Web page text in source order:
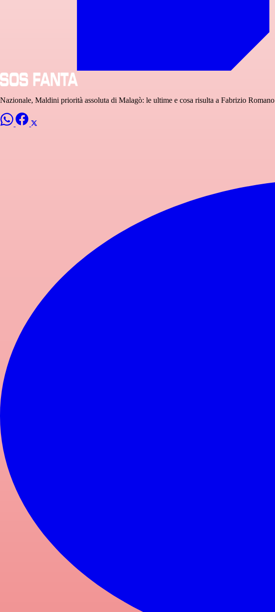
Nazionale, Maldini priorità assoluta di Malagò: le ultime e cosa risulta a Fabrizio Romano